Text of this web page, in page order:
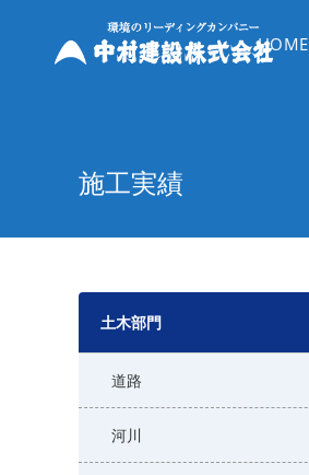
HOME
施工実績
土木部門
道路
河川